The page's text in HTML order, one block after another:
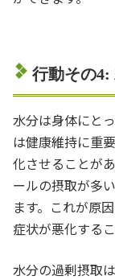
行動その4:
水分は身体にと
は健康維持に重
化させることが
ールの摂取が多
ます。これが原
症状が悪化する
水分の過剰摂取